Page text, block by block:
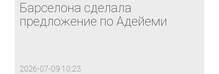
Барселона сделала
предложение по Адейеми
2026-07-09 10:23